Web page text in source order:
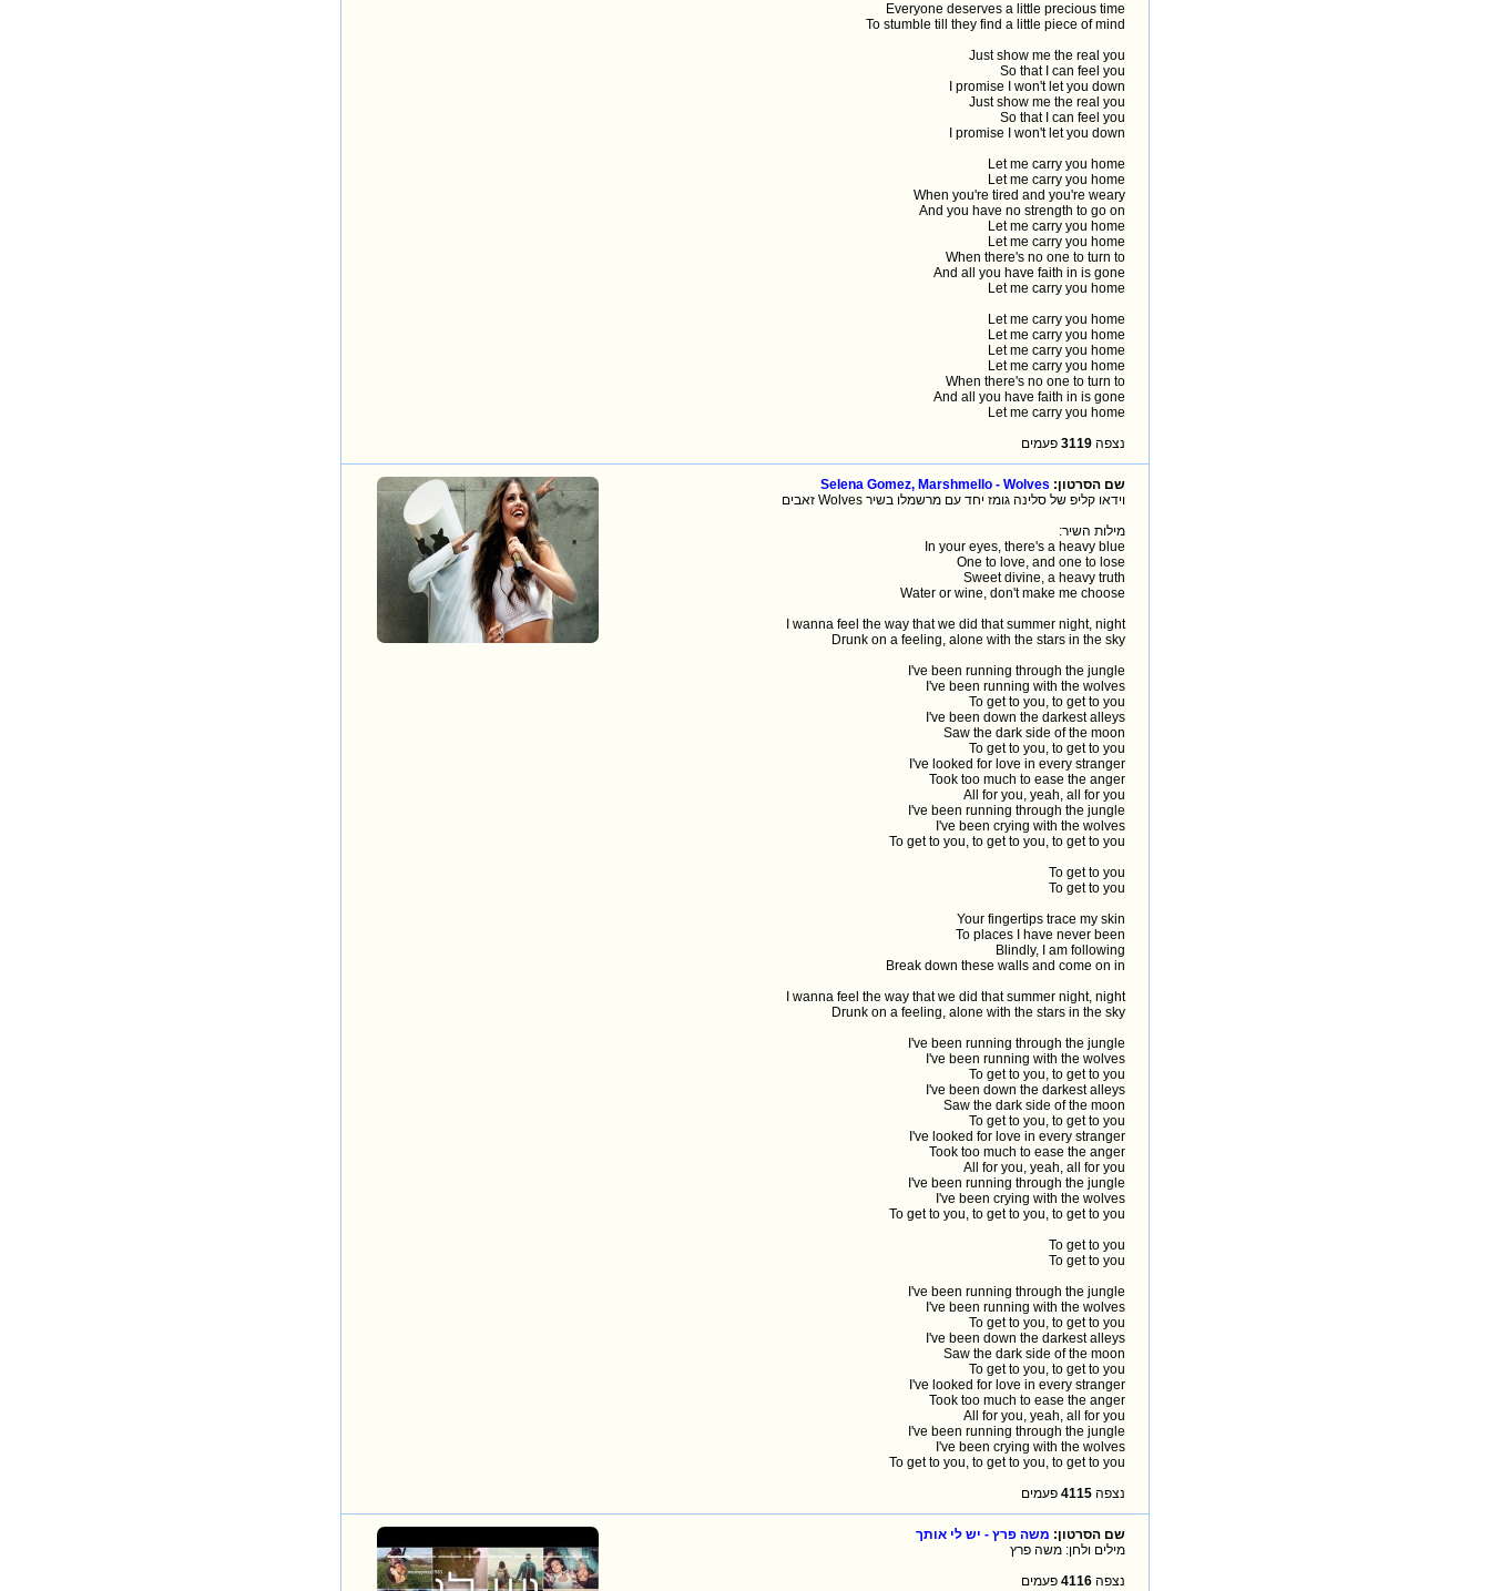
Everyone deserves a little precious time
To stumble till they find a little piece of mind
Just show me the real you
So that I can feel you
I promise I won't let you down
Just show me the real you
So that I can feel you
I promise I won't let you down
Let me carry you home
Let me carry you home
When you're tired and you're weary
And you have no strength to go on
Let me carry you home
Let me carry you home
When there's no one to turn to
And all you have faith in is gone
Let me carry you home
Let me carry you home
Let me carry you home
Let me carry you home
Let me carry you home
When there's no one to turn to
And all you have faith in is gone
Let me carry you home
נצפה3119 פעמים
שם הסרטון: Selena Gomez, Marshmello - Wolves
וידאו קליפ של סלינה גומז יחד עם מרשמלו בשיר Wolves זאבים
מילות השיר:
In your eyes, there's a heavy blue
One to love, and one to lose
Sweet divine, a heavy truth
Water or wine, don't make me choose
I wanna feel the way that we did that summer night, night
Drunk on a feeling, alone with the stars in the sky
I've been running through the jungle
I've been running with the wolves
To get to you, to get to you
I've been down the darkest alleys
Saw the dark side of the moon
To get to you, to get to you
I've looked for love in every stranger
Took too much to ease the anger
All for you, yeah, all for you
I've been running through the jungle
I've been crying with the wolves
To get to you, to get to you, to get to you
To get to you
To get to you
Your fingertips trace my skin
To places I have never been
Blindly, I am following
Break down these walls and come on in
I wanna feel the way that we did that summer night, night
Drunk on a feeling, alone with the stars in the sky
I've been running through the jungle
I've been running with the wolves
To get to you, to get to you
I've been down the darkest alleys
Saw the dark side of the moon
To get to you, to get to you
I've looked for love in every stranger
Took too much to ease the anger
All for you, yeah, all for you
I've been running through the jungle
I've been crying with the wolves
To get to you, to get to you, to get to you
To get to you
To get to you
I've been running through the jungle
I've been running with the wolves
To get to you, to get to you
I've been down the darkest alleys
Saw the dark side of the moon
To get to you, to get to you
I've looked for love in every stranger
Took too much to ease the anger
All for you, yeah, all for you
I've been running through the jungle
I've been crying with the wolves
To get to you, to get to you, to get to you
נצפה4115 פעמים
שם הסרטון: משה פרץ - יש לי אותך
מילים ולחן: משה פרץ
נצפה4116 פעמים